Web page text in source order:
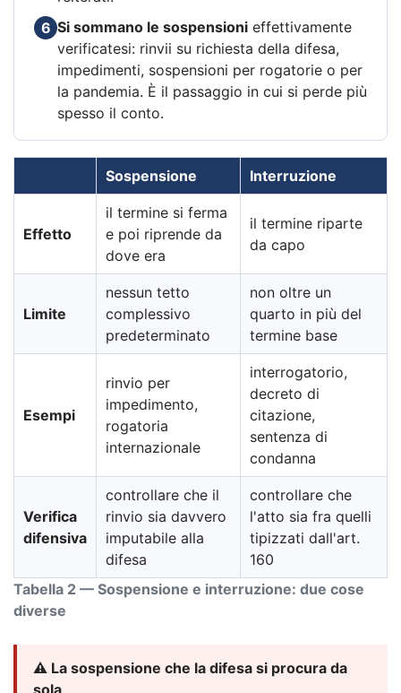
6 Si sommano le sospensioni effettivamente
verificatesi: rinvii su richiesta della difesa,
impedimenti, sospensioni per rogatorie o per
la pandemia. È il passaggio in cui si perde più
spesso il conto.
Tabella 2 — Sospensione e interruzione: due cose
diverse
Sospensione Interruzione
Effetto
il termine si ferma
e poi riprende da
dove era
il termine riparte
da capo
Limite
nessun tetto
complessivo
predeterminato
non oltre un
quarto in più del
termine base
Esempi
rinvio per
impedimento,
rogatoria
internazionale
interrogatorio,
decreto di
citazione,
sentenza di
condanna
Verifica
difensiva
controllare che il
rinvio sia davvero
imputabile alla
difesa
controllare che
l'atto sia fra quelli
tipizzati dall'art.
160
⚠️ La sospensione che la difesa si procura da
sola